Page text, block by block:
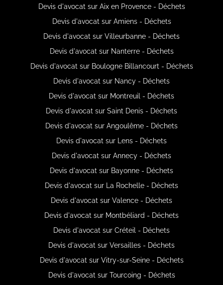
Devis d'avocat sur Aix en Provence - Déchets
Devis d'avocat sur Amiens - Déchets
Devis d'avocat sur Villeurbanne - Déchets
Devis d'avocat sur Nanterre - Déchets
Devis d'avocat sur Boulogne Billancourt - Déchets
Devis d'avocat sur Nancy - Déchets
Devis d'avocat sur Montreuil - Déchets
Devis d'avocat sur Saint Denis - Déchets
Devis d'avocat sur Angoulême - Déchets
Devis d'avocat sur Lens - Déchets
Devis d'avocat sur Annecy - Déchets
Devis d'avocat sur Bayonne - Déchets
Devis d'avocat sur La Rochelle - Déchets
Devis d'avocat sur Valence - Déchets
Devis d'avocat sur Montbéliard - Déchets
Devis d'avocat sur Créteil - Déchets
Devis d'avocat sur Versailles - Déchets
Devis d'avocat sur Vitry-sur-Seine - Déchets
Devis d'avocat sur Tourcoing - Déchets